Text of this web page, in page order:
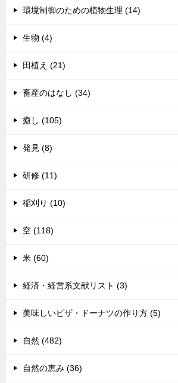
環境制御のための植物生理 (14)
生物 (4)
田植え (21)
畜産のはなし (34)
癒し (105)
発見 (8)
研修 (11)
稲刈り (10)
空 (118)
米 (60)
経済・経営系文献リスト (3)
美味しいピザ・ドーナツの作り方 (5)
自然 (482)
自然の恵み (36)